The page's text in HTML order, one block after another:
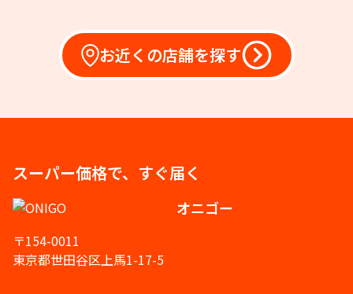
お近くの店舗を探す
スーパー価格で、すぐ届く
オニゴー
〒154-0011
東京都世田谷区上馬1-17-5